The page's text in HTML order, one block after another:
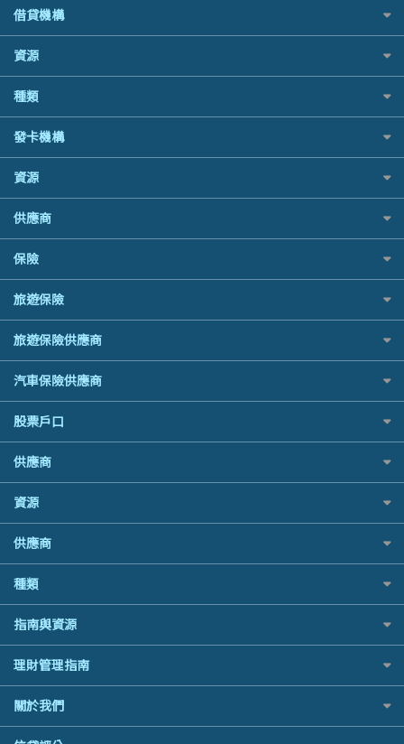
私人貸款比較
稅季/稅務貸款
網上貸款
結餘轉戶(清卡數貸款)
銀行貸款
財務公司貸款
免TU貸款
急借錢
業主貸款
汽車貸款
緊急貸款比較
最佳小額貸款比較
24小時貸款
最佳循環貸款
借貸機構
BEA 東亞銀行
BOC 中國銀行
Cashing Pro 優尚信貸
CCB(Asia) 中國建設銀行 (亞洲)
Citibank 花旗銀行
CNCBI 信銀國際
DBS 星展銀行
DSB 大新銀行
Fubon 富邦銀行
HK Finance 香港信貸
HSBC 滙豐銀行貸款
K Cash 貸款
National Resources 中潤物業按揭
OCBC 華僑銀行
PrimeCredit 安信信貸
Rabbit Credit月兔信貸
Standard Chartered 渣打銀行
UA 亞洲聯合財務
WeLab Bank
WeLend 貸款
X Wallet 貸款
ZA Bank
資源
如何申請個人貸款
如何管理個人貸款
個人貸款有用資訊
清卡數貸款教學
循環貸款教學
個人化貸款產品推介 🔥全新
供樓利息扣稅
最佳貸款app
種類
網購優惠
精選外幣網購信用卡
尊尚信用卡
公司信用卡
電子錢包信用卡
日本遊信用卡攻略
台灣遊信用卡攻略
機場貴賓室信用卡
Visa信用卡
萬事達卡
銀聯信用卡
高獎賞信用卡推薦
發卡機構
Citibank花旗銀行
AE美國運通
DBS星展銀行
HSBC滙豐銀行
Mox
信銀國際
恒生銀行
Standard Chartered渣打銀行
安信EarnMORE
AEON
東亞銀行
SIM
資源
Black Friday優惠
淘寶付款方式
一田購物優惠日
SOGO感謝祭
HKTVmall優惠碼
交稅優惠
機票優惠碼
供應商
八達通自動增值信用卡
保險
旅遊保險
汽車保險
家居保險
家傭保險
寵物保險
定期人壽保險
年金資訊
樓宇火險
旅遊保險
日本旅遊保險及資訊
泰國旅遊保險及資訊
台灣旅遊保險及資訊
韓國旅遊保險及資訊
歐洲旅遊保險及資訊
越南旅遊保險及資訊
長者嘆世界
家庭親子遊
全年周圍飛
手機邊份好
自駕遊比較
相機有得保
最佳滑雪旅遊保險
最適合BB的旅遊保險
旅遊保險供應商
AXA 安盛
AIG 美亞
Allianz 安聯
Allied World 世聯
Avo
中國銀行
Blue Cross 藍十字
中國平安
大新銀行
Generali 忠意
HSBC滙豐銀行
MSIG 三井住友
QBE 昆士蘭
Starr
汽車保險供應商
大新汽車保險
中銀汽車保險
Allianz安聯汽車保險
bolttech保障汽車保險
Zurich蘇黎世汽車保險
QBE昆士蘭汽車保險
股票戶口
富途證券
IB盈透證券
老虎證券
uSMART 盈立證券
華盛証券
長橋證券
漲樂全球通｜華泰國際
OSL
StashAway
Syfe
供應商
富途牛牛好唔好？
Webull微牛證券好唔好？
Longbridge長橋證券好唔好？
老虎證券好唔好？
華盛証券好唔好？
漲樂全球通好唔好？
盈立證券 uSMART 好唔好？
Stashaway好唔好？
Hashkey好唔好？
Syfe好唔好？
資源
股票戶口開戶
證券行邊間好？
港股5隻高息ETF精選
什麼是ETF？
香港30大高息股排行
黃金ETF懶人包
選股策略：五步調查攻略
供應商
銀行戶口比較
尊尚銀行戶口
Citi Plus
中信銀行inMotion
Airwallex銀行
種類
定期存款
港元定存
人民幣定存
美元定存
英鎊定存
澳元定存
指南與資源
理財資訊
識慳識賺
債務管理
投資理財
理財管理指南
常用相關詞彙
MoneyHero電子報
關於我們